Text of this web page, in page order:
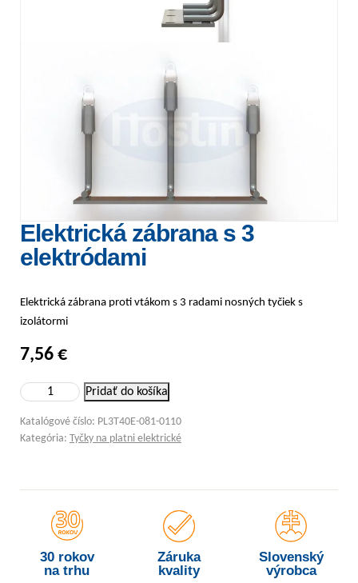
Elektrická zábrana s 3
elektródami
Elektrická zábrana proti vtákom s 3 radami nosných tyčiek s
izolátormi
7,56 €
množstvo Elektrická zábrana s 3 elektródami
Pridať do košíka
Katalógové číslo: PL3T40E-081-0110
Kategória: Tyčky na platni elektrické
30 rokov
na trhu
Záruka
kvality
Slovenský
výrobca